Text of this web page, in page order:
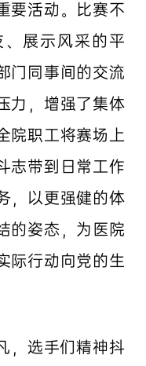
要活动。比赛不
展示风采的平
门同事间的交流
力，增强了集体
院职工将赛场上
志带到日常工作
，以更强健的体
的姿态，为医院
际行动向党的生
，选手们精神抖